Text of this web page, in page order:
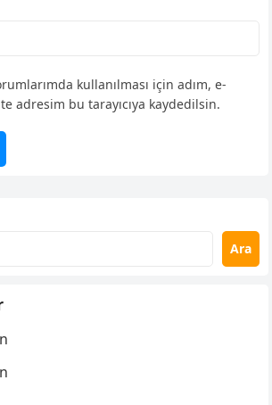
kullanılması için adım, e-
adresim bu tarayıcıya kaydedilsin.
Ara